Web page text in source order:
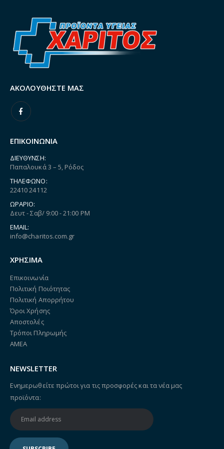
ΑΚΟΛΟΥΘΉΣΤΕ ΜΑΣ
ΕΠΙΚΟΙΝΩΝΙΑ
ΔΙΕΎΘΥΝΣΗ:
Παπαλουκά 3 – 5, Ρόδος
ΤΗΛΈΦΩΝΟ:
22410 24112
ΩΡΆΡΙΟ:
Δευτ - Σαβ/ 9:00 - 21:00 PM
EMAIL:
info@charitos.com.gr
ΧΡΗΣΙΜΑ
Επικοινωνία
Πολιτική Ποιότητας
Πολιτική Απορρήτου
Όροι Χρήσης
Αποστολές
Τρόποι Πληρωμής
ΑΜΕΑ
NEWSLETTER
Ενημερωθείτε πρώτοι για τις προσφορές και τα νέα μας
προϊόντα: